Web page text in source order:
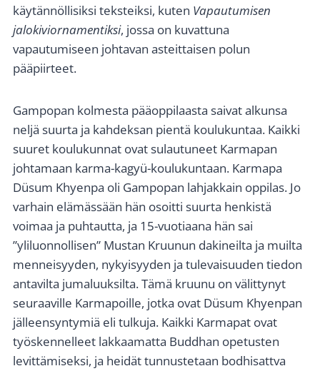
käytännöllisiksi teksteiksi, kuten Vapautumisen
jalokiviornamentiksi, jossa on kuvattuna
vapautumiseen johtavan asteittaisen polun
pääpiirteet.
Gampopan kolmesta pääoppilaasta saivat alkunsa
neljä suurta ja kahdeksan pientä koulukuntaa. Kaikki
suuret koulukunnat ovat sulautuneet Karmapan
johtamaan karma-kagyü-koulukuntaan. Karmapa
Düsum Khyenpa oli Gampopan lahjakkain oppilas. Jo
varhain elämässään hän osoitti suurta henkistä
voimaa ja puhtautta, ja 15-vuotiaana hän sai
”yliluonnollisen” Mustan Kruunun dakineilta ja muilta
menneisyyden, nykyisyyden ja tulevaisuuden tiedon
antavilta jumaluuksilta. Tämä kruunu on välittynyt
seuraaville Karmapoille, jotka ovat Düsum Khyenpan
jälleensyntymiä eli tulkuja. Kaikki Karmapat ovat
työskennelleet lakkaamatta Buddhan opetusten
levittämiseksi, ja heidät tunnustetaan bodhisattva